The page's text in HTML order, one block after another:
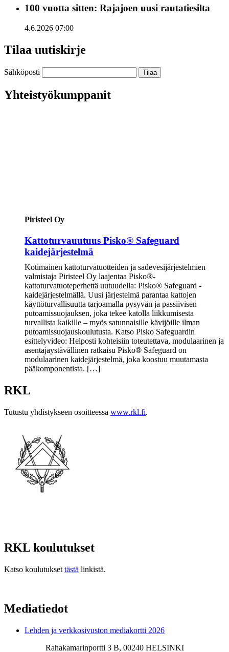
100 vuotta sitten: Rajajoen uusi rautatiesilta
4.6.2026 07:00
Tilaa uutiskirje
Sähköposti
Yhteistyökumppanit
Piristeel Oy
Kattoturvauutuus Pisko® Safeguard
kaidejärjestelmä
Kotimainen kattoturvatuotteiden ja sadevesijärjestelmien
valmistaja Piristeel Oy laajentaa Pisko®-
kattoturvatuoteperhettä uutuudella: Pisko® Safeguard -
kaidejärjestelmällä. Uusi järjestelmä parantaa kattojen
käyttöturvallisuutta tarjoamalla pysyvän ja passiivisen
putoamissuojauksen, joka tekee katolla liikkumisesta
turvallista kaikille – myös satunnaisille kävijöille ilman
putoamissuojauskoulutusta. Katso Pisko Safeguardin
esittelyvideo: Helposti kohteisiin toteutettava, modulaarinen ja
asentajaystävällinen ratkaisu Pisko® Safeguard on
modulaarinen kaidejärjestelmä, joka koostuu muutamasta
pääkomponentista. […]
RKL
Tutustu yhdistykseen osoitteessa www.rkl.fi.
RKL koulutukset
Katso koulutukset tästä linkistä.
Mediatiedot
Lehden ja verkkosivuston mediakortti 2026
Rahakamarinportti 3 B, 00240 HELSINKI